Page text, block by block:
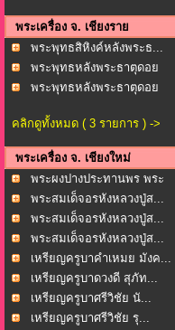
พระเครื่อง จ. เชียงราย
พระพุทธสิหิงค์หลังพระธ...
พระพุทธหลังพระธาตุดอย
ต...
พระพุทธหลังพระธาตุดอย
คลิกดูทั้งหมด ( 3 รายการ ) ->
พระเครื่อง จ. เชียงใหม่
พระผงปางประทานพร พระ
พุ...
พระสมเด็จอรหังหลวงปู่ส...
พระสมเด็จอรหังหลวงปู่ส...
พระสมเด็จอรหังหลวงปู่ส...
เหรียญครูบาคำเหมย มังค...
เหรียญครูบาดวงดี สุภัท...
เหรียญครูบาศรีวิชัย นั...
เหรียญครูบาศรีวิชัย รุ...